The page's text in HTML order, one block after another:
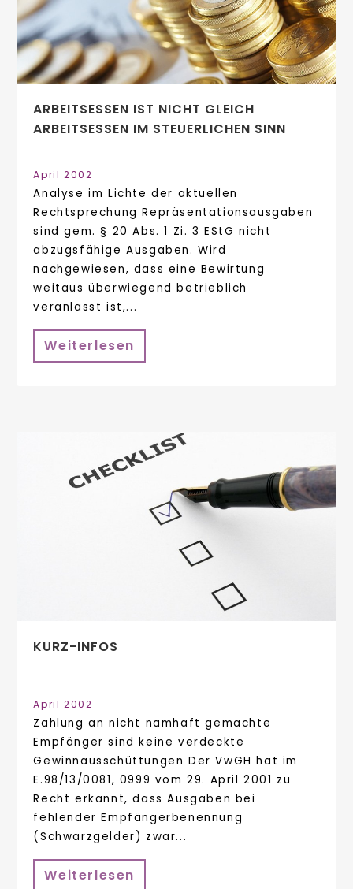
ARBEITSESSEN IST NICHT GLEICH
ARBEITSESSEN IM STEUERLICHEN SINN
April 2002
Analyse im Lichte der aktuellen
Rechtsprechung Repräsentationsausgaben
sind gem. § 20 Abs. 1 Zi. 3 EStG nicht
abzugsfähige Ausgaben. Wird
nachgewiesen, dass eine Bewirtung
weitaus überwiegend betrieblich
veranlasst ist,...
Weiterlesen
KURZ-INFOS
April 2002
Zahlung an nicht namhaft gemachte
Empfänger sind keine verdeckte
Gewinnausschüttungen Der VwGH hat im
E.98/13/0081, 0999 vom 29. April 2001 zu
Recht erkannt, dass Ausgaben bei
fehlender Empfängerbenennung
(Schwarzgelder) zwar...
Weiterlesen